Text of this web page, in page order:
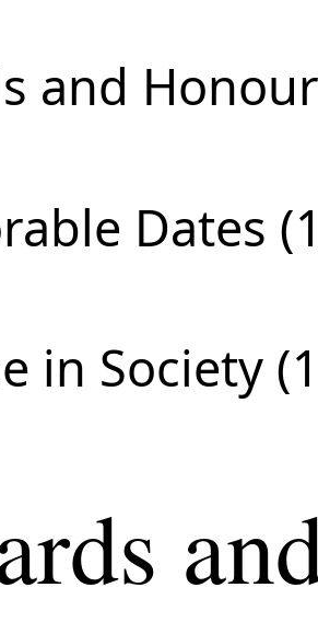
and
Dates
in Society